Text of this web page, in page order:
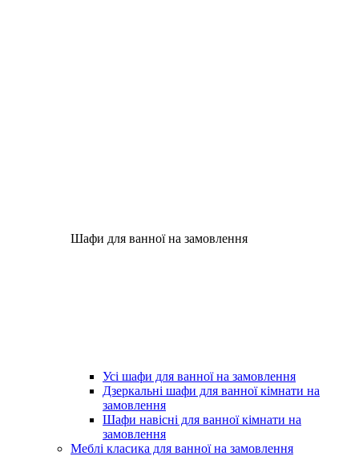
Шафи для ванної на замовлення
Усі шафи для ванної на замовлення
Дзеркальні шафи для ванної кімнати на
замовлення
Шафи навісні для ванної кімнати на
замовлення
Меблі класика для ванної на замовлення